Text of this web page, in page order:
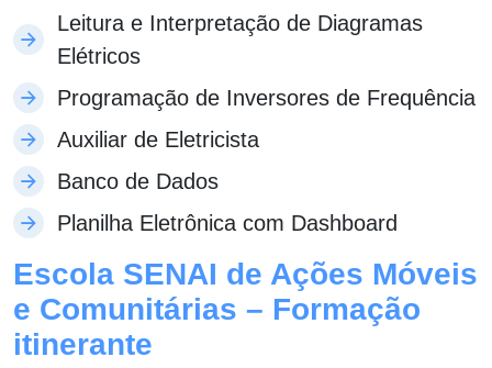
Leitura e Interpretação de Diagramas
Elétricos
Programação de Inversores de Frequência
Auxiliar de Eletricista
Banco de Dados
Planilha Eletrônica com Dashboard
Escola SENAI de Ações Móveis
e Comunitárias – Formação
itinerante